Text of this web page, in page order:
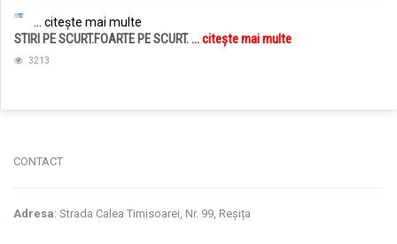
... citește mai multe
STIRI PE SCURT.FOARTE PE SCURT.... citește mai multe
3213
CONTACT
Adresa: Strada Calea Timisoarei, Nr. 99, Reșița